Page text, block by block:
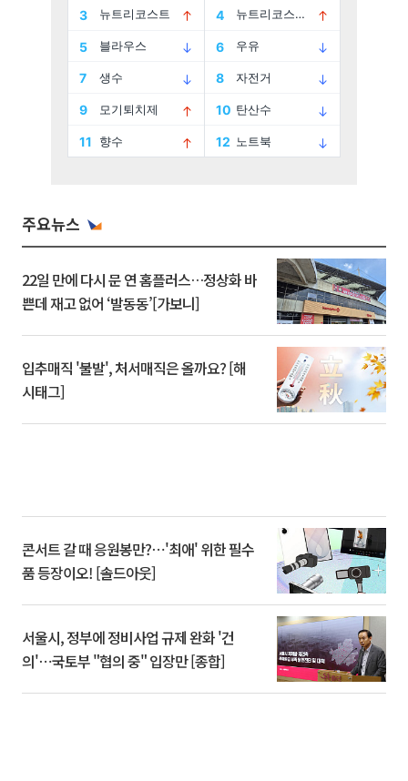
주요뉴스
22일 만에 다시 문 연 홈플러스…정상화 바
쁜데 재고 없어 ‘발동동’[가보니]
입추매직 '불발', 처서매직은 올까요? [해
시태그]
콘서트 갈 때 응원봉만?⋯'최애' 위한 필수
품 등장이오! [솔드아웃]
서울시, 정부에 정비사업 규제 완화 '건
의'⋯국토부 "협의 중" 입장만 [종합]